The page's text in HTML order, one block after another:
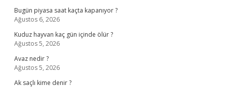
Bugün piyasa saat kaçta kapanıyor ?
Ağustos 6, 2026
Kuduz hayvan kaç gün içinde ölür ?
Ağustos 5, 2026
Avaz nedir ?
Ağustos 5, 2026
Ak saçlı kime denir ?